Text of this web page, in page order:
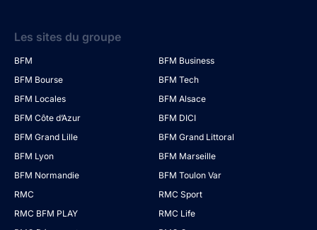
Les sites du groupe
BFM
BFM Business
BFM Bourse
BFM Tech
BFM Locales
BFM Alsace
BFM Côte d’Azur
BFM DICI
BFM Grand Lille
BFM Grand Littoral
BFM Lyon
BFM Marseille
BFM Normandie
BFM Toulon Var
RMC
RMC Sport
RMC BFM PLAY
RMC Life